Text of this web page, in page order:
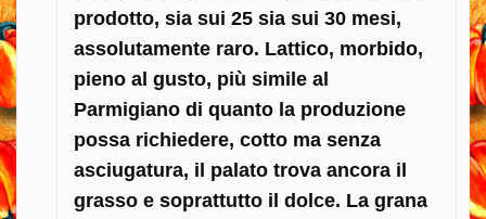
prodotto, sia sui 25 sia sui 30 mesi,
assolutamente raro. Lattico, morbido,
pieno al gusto, più simile al
Parmigiano di quanto la produzione
possa richiedere, cotto ma senza
asciugatura, il palato trova ancora il
grasso e soprattutto il dolce. La grana